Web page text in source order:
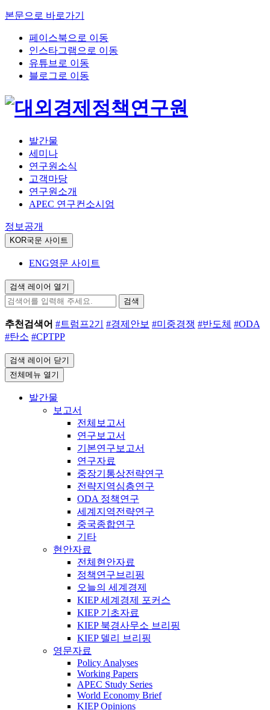
본문으로 바로가기
페이스북으로 이동
인스타그램으로 이동
유튜브로 이동
블로그로 이동
발간물
세미나
연구원소식
고객마당
연구원소개
APEC 연구컨소시엄
정보공개
KOR국문 사이트
ENG영문 사이트
검색 레이어 열기
검색
추천검색어 #트럼프2기 #경제안보 #미중경쟁 #반도체 #ODA
#탄소 #CPTPP
검색 레이어 닫기
전체메뉴 열기
발간물
보고서
전체보고서
연구보고서
기본연구보고서
연구자료
중장기통상전략연구
전략지역심층연구
ODA 정책연구
세계지역전략연구
중국종합연구
기타
현안자료
전체현안자료
정책연구브리핑
오늘의 세계경제
KIEP 세계경제 포커스
KIEP 기초자료
KIEP 북경사무소 브리핑
KIEP 델리 브리핑
영문자료
Policy Analyses
Working Papers
APEC Study Series
World Economy Brief
KIEP Opinions